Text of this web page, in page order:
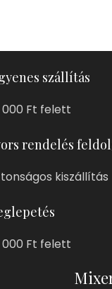
szállítás
000 Ft felett
rendelés
kiszállítás
000 Ft felett